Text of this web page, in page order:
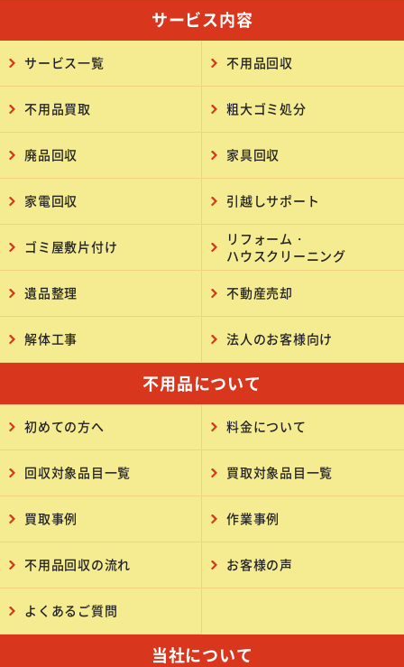
サービス内容
サービス一覧 不用品回収
不用品買取 粗大ゴミ処分
廃品回収 家具回収
家電回収 引越しサポート
ゴミ屋敷片付け
リフォーム・
ハウスクリーニング
遺品整理 不動産売却
解体工事 法人のお客様向け
不用品について
初めての方へ 料金について
回収対象品目一覧 買取対象品目一覧
買取事例 作業事例
不用品回収の流れ お客様の声
よくあるご質問
当社について